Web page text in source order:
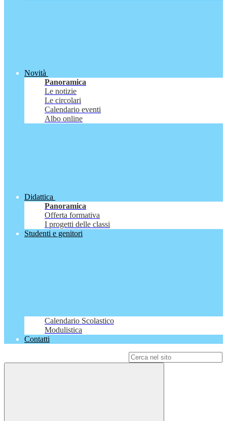
Novità
Panoramica
Le notizie
Le circolari
Calendario eventi
Albo online
Didattica
Panoramica
Offerta formativa
I progetti delle classi
Studenti e genitori
Calendario Scolastico
Modulistica
Contatti